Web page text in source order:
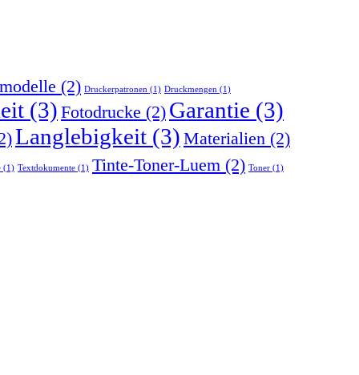
(2) Druckerpatronen (1) Druckmengen (1)
(3) Fotodrucke (2) Garantie (3)
Langlebigkeit (3) Materialien (2)
(1) Textdokumente (1) Tinte-Toner-Luem (2) Toner (1)